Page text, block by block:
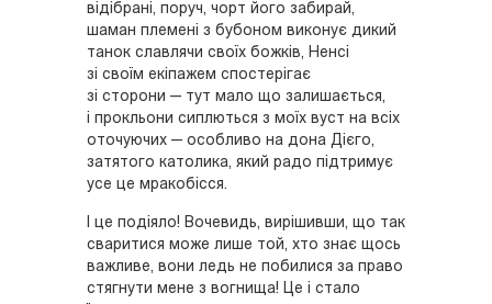
відібрані, поруч, чорт його забирай,
шаман племені з бубоном виконує дикий
танок славлячи своїх божків, Ненсі
зі своїм екіпажем спостерігає
зі сторони — тут мало що залишається,
і прокльони сиплються з моїх вуст на всіх
оточуючих — особливо на дона Дієго,
затятого католика, який радо підтримує
усе це мракобісся.
І це подіяло! Вочевидь, вирішивши, що так
сваритися може лише той, хто знає щось
важливе, вони ледь не побилися за право
стягнути мене з вогнища! Це і стало